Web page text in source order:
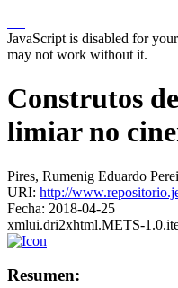
JavaScript is disabled for
may not work without it.
Construtos
limiar no
Pires, Rumenig Eduardo
URI: http://
Fecha: 2018-04-25
xmlui.dri2xhtml.METS-
Resumen: